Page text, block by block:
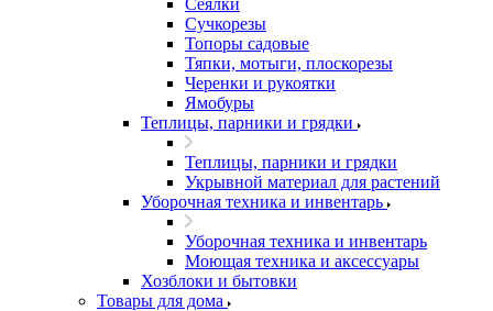
Сеялки
Сучкорезы
Топоры садовые
Тяпки, мотыги, плоскорезы
Черенки и рукоятки
Ямобуры
Теплицы, парники и грядки
Теплицы, парники и грядки
Укрывной материал для растений
Уборочная техника и инвентарь
Уборочная техника и инвентарь
Моющая техника и аксессуары
Хозблоки и бытовки
Товары для дома